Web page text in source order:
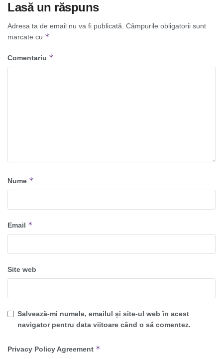
Lasă un răspuns
Adresa ta de email nu va fi publicată. Câmpurile obligatorii sunt
marcate cu *
Comentariu *
Nume *
Email *
Site web
Salvează-mi numele, emailul și site-ul web în acest
navigator pentru data viitoare când o să comentez.
Privacy Policy Agreement *